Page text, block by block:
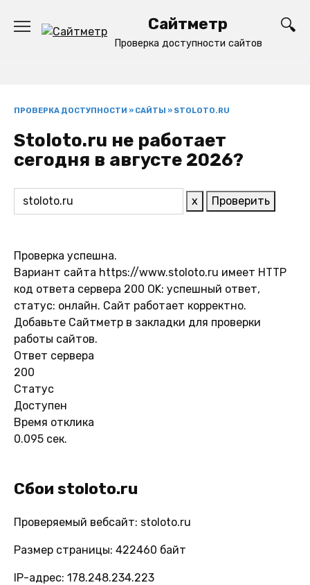
содержанию
Сайтметр
Проверка доступности сайтов
ПРОВЕРКА ДОСТУПНОСТИ » САЙТЫ » STOLOTO.RU
Stoloto.ru не работает
сегодня в августе 2026?
x Проверить
Проверка успешна.
Вариант сайта https://www.stoloto.ru имеет HTTP
код ответа сервера 200 OK: успешный ответ,
статус: онлайн. Сайт работает корректно.
Добавьте Сайтметр в закладки для проверки
работы сайтов.
Ответ сервера
200
Статус
Доступен
Время отклика
0.095 сек.
Сбои stoloto.ru
Проверяемый вебсайт: stoloto.ru
Размер страницы: 422460 байт
IP-адрес: 178.248.234.223